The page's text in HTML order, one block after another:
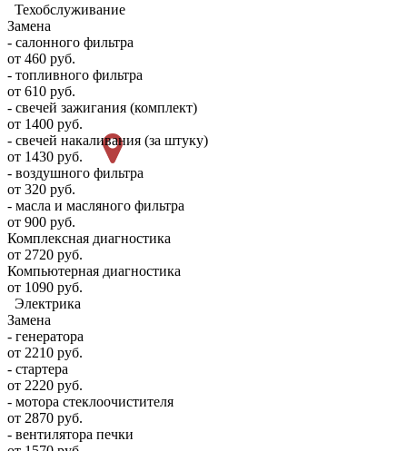
Техобслуживание
Замена
- салонного фильтра
от 460 руб.
- топливного фильтра
от 610 руб.
- свечей зажигания (комплект)
от 1400 руб.
- свечей накаливания (за штуку)
от 1430 руб.
- воздушного фильтра
от 320 руб.
- масла и масляного фильтра
от 900 руб.
Комплексная диагностика
от 2720 руб.
Компьютерная диагностика
от 1090 руб.
Электрика
Замена
- генератора
от 2210 руб.
- стартера
от 2220 руб.
- мотора стеклоочистителя
от 2870 руб.
- вентилятора печки